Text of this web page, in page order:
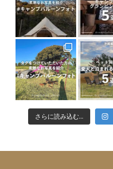
さらに読み込む...